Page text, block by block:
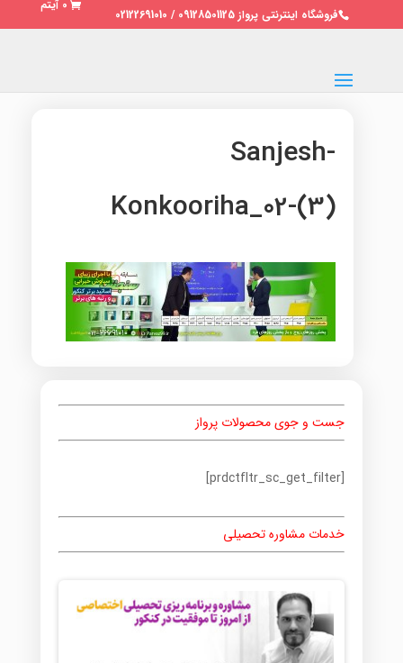
فروشگاه اینترنتی پرواز 09128501125 / 02122691010
0 آیتم
Sanjesh-
Konkooriha_02-(3)
جست و جوی محصولات پرواز
[prdctfltr_sc_get_filter]
خدمات مشاوره تحصیلی